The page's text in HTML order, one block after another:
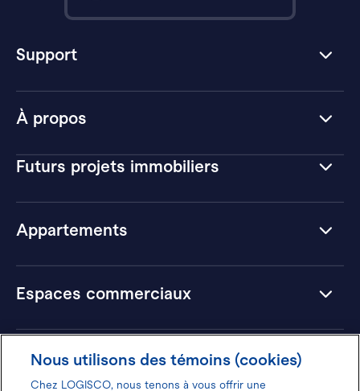
À propos
Futurs projets immobiliers
Appartements
Espaces commerciaux
Hôtels
Support
Nous utilisons des témoins (cookies)
Chez LOGISCO, nous tenons à vous offrir une